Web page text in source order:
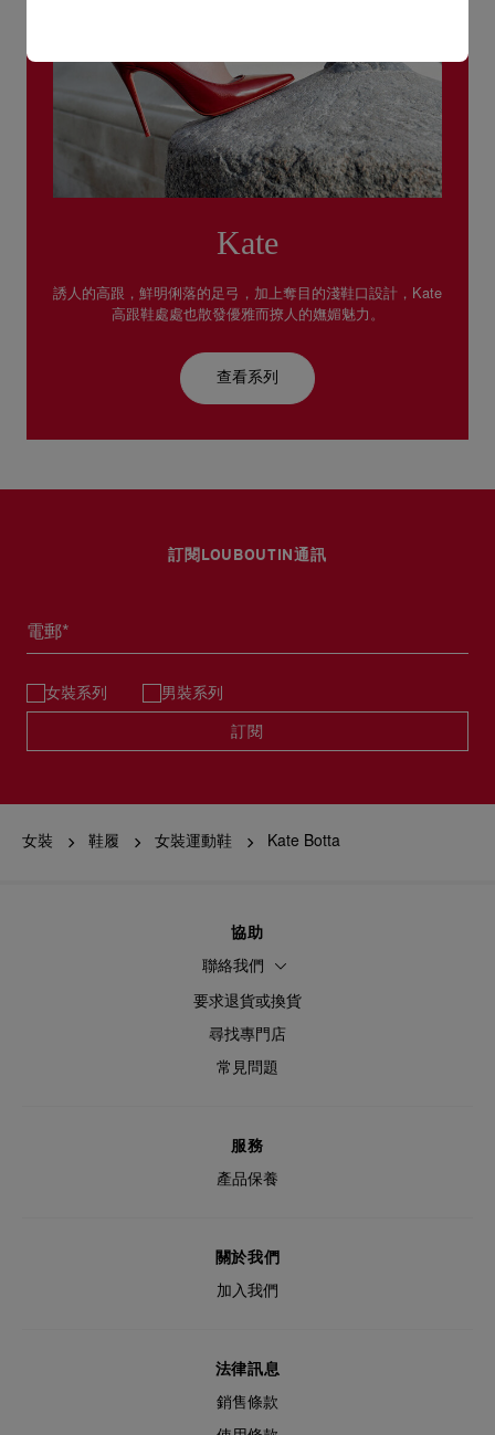
Kate
誘人的高跟，鮮明俐落的足弓，加上奪目的淺鞋口設計，Kate
高跟鞋處處也散發優雅而撩人的嫵媚魅力。
查看系列
訂閱LOUBOUTIN通訊
電郵*
女裝系列 男裝系列
訂閱
女裝 鞋履 女裝運動鞋 Kate Botta
協助
聯絡我們
要求退貨或換貨
尋找專門店
常見問題
服務
產品保養
關於我們
加入我們
法律訊息
銷售條款